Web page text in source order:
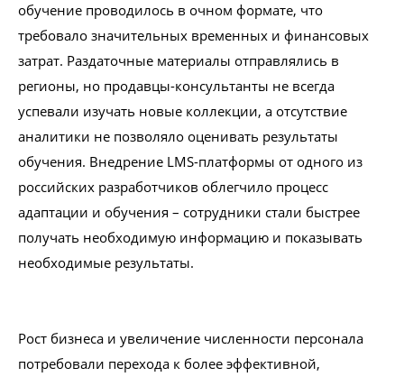
обучение проводилось в очном формате, что
требовало значительных временных и финансовых
затрат. Раздаточные материалы отправлялись в
регионы, но продавцы-консультанты не всегда
успевали изучать новые коллекции, а отсутствие
аналитики не позволяло оценивать результаты
обучения. Внедрение LMS-платформы от одного из
российских разработчиков облегчило процесс
адаптации и обучения – сотрудники стали быстрее
получать необходимую информацию и показывать
необходимые результаты.
Рост бизнеса и увеличение численности персонала
потребовали перехода к более эффективной,